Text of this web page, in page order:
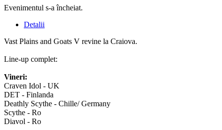
Evenimentul s-a încheiat.
Detalii
Vast Plains and Goats V revine la Craiova.
Line-up complet:
Vineri:
Craven Idol - UK
DET - Finlanda
Deathly Scythe - Chille/ Germany
Scythe - Ro
Diavol - Ro